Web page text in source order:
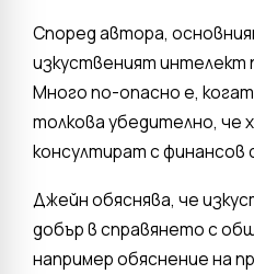
Според автора,
изкуственият интелект
Много по-опасно е,
толкова убедително, че
консултират с финансов
Джейн обяснява, че
добър в справянето с
например обяснение на